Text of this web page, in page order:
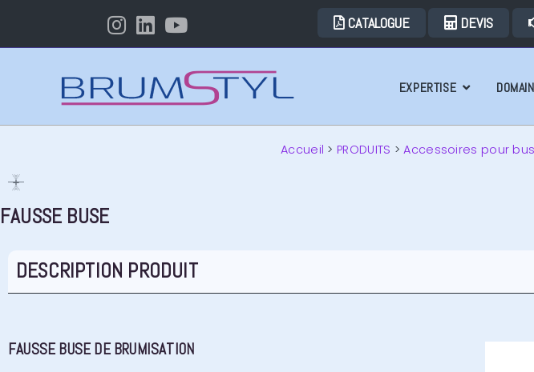
CATALOGUE DEVIS
EXPERTISE
Accueil > PRODUITS >Accessoires pour
FAUSSE BUSE
DESCRIPTION PRODUIT
FAUSSE BUSE DE BRUMISATION